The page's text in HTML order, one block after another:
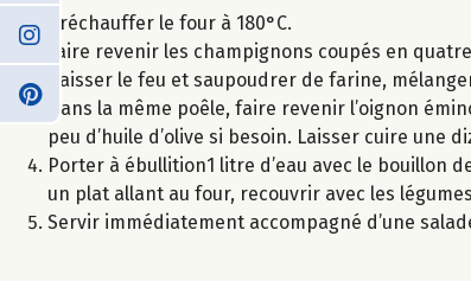
Préchauffer le four à 180°C.
Faire revenir les champignons coupés en
baisser le feu et saupoudrer de farine,
Dans la même poêle, faire revenir l’oignon
peu d’huile d’olive si besoin. Laisser cuire une
Porter à ébullition1 litre d’eau avec le bouillon
un plat allant au four, recouvrir avec les
Servir immédiatement accompagné d’une